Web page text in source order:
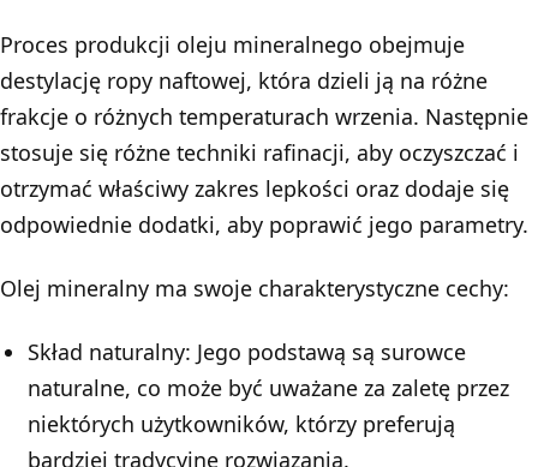
Proces produkcji oleju mineralnego obejmuje
destylację ropy naftowej, która dzieli ją na różne
frakcje o różnych temperaturach wrzenia. Następnie
stosuje się różne techniki rafinacji, aby oczyszczać i
otrzymać właściwy zakres lepkości oraz dodaje się
odpowiednie dodatki, aby poprawić jego parametry.
Olej mineralny ma swoje charakterystyczne cechy:
Skład naturalny: Jego podstawą są surowce
naturalne, co może być uważane za zaletę przez
niektórych użytkowników, którzy preferują
bardziej tradycyjne rozwiązania.